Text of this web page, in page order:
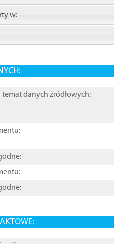
w:
temat danych źródłowych: